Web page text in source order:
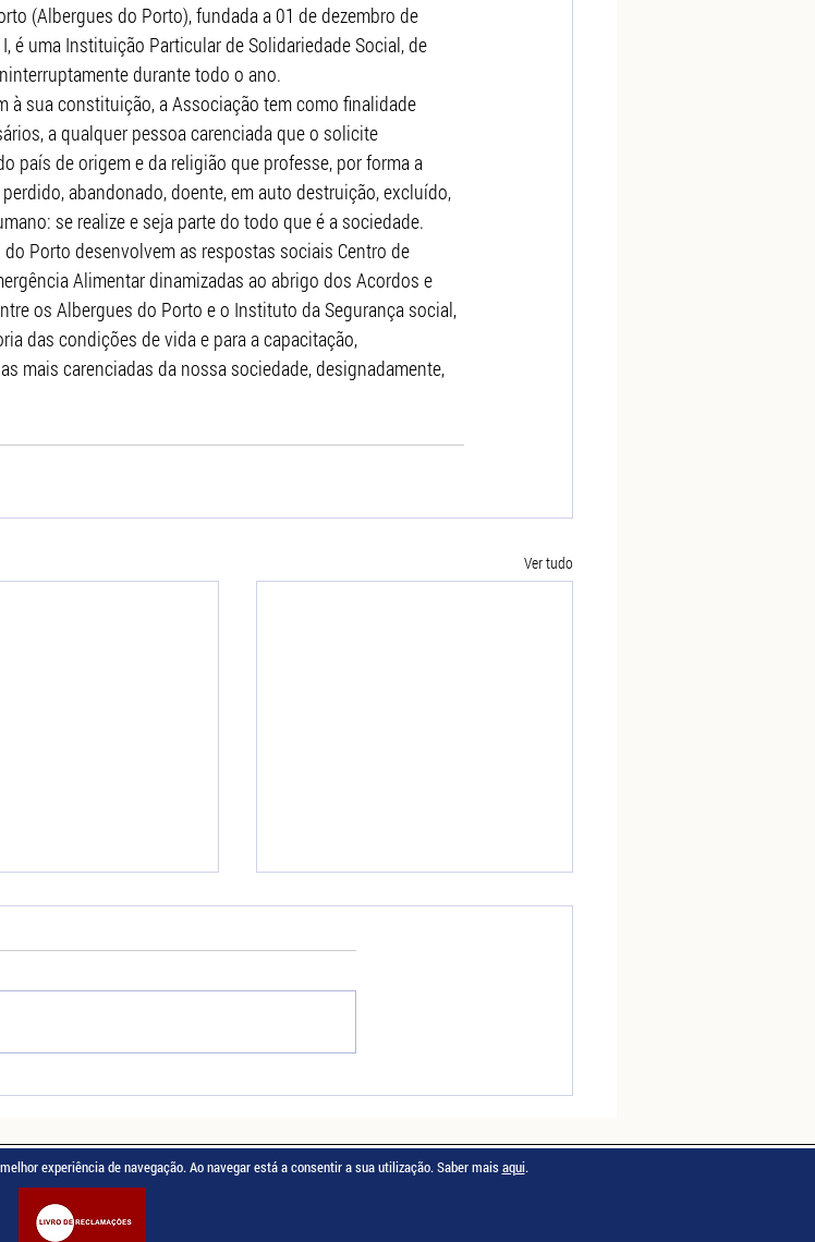
(Albergues do Porto), fundada a 01 de dezembro de
é uma Instituição Particular de Solidariedade Social, de
durante todo o ano.
à sua constituição, a Associação tem como finalidade
a qualquer pessoa carenciada que o solicite
país de origem e da religião que professe, por forma a
abandonado, doente, em auto destruição, excluído,
se realize e seja parte do todo que é a sociedade.
Porto desenvolvem as respostas sociais Centro de
Alimentar dinamizadas ao abrigo dos Acordos e
os Albergues do Porto e o Instituto da Segurança social,
das condições de vida e para a capacitação,
mais carenciadas da nossa sociedade, designadamente,
Ver tudo
experiência de navegação. Ao navegar está a consentir a sua utilização. Saber maisaqui.